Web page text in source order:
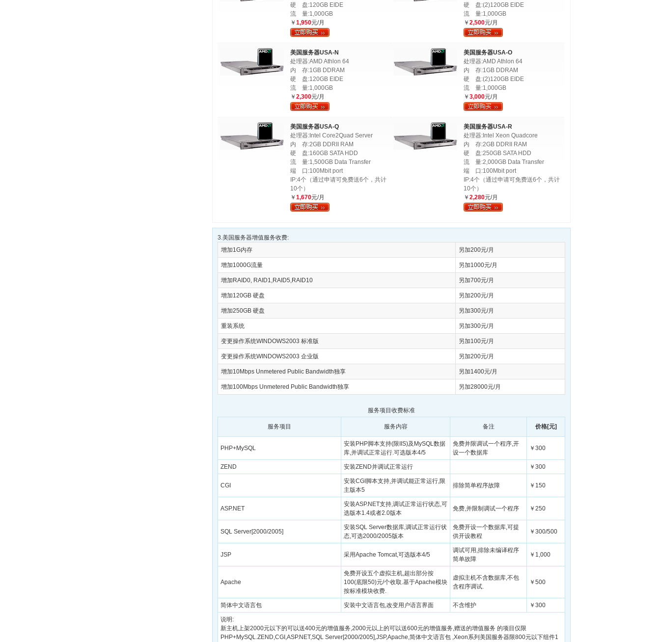
硬 盘:120GB EIDE
流 量:1,000GB
￥ 1,950元/月
硬 盘:(2)120GB EIDE
流 量:1,000GB
￥ 2,500元/月
美国服务器USA-N
处理器:AMD Athlon 64
内 存:1GB DDRAM
硬 盘:120GB EIDE
流 量:1,000GB
￥ 2,300元/月
美国服务器USA-O
处理器:AMD Athlon 64
内 存:1GB DDRAM
硬 盘:(2)120GB EIDE
流 量:1,000GB
￥ 3,000元/月
美国服务器USA-Q
处理器:Intel Core2Quad Server
内 存:2GB DDRII RAM
硬 盘:160GB SATA HDD
流 量:1,500GB Data Transfer
端 口:100Mbit port
IP:4个（通过申请可免费送6个，共计
10个）
￥ 1,670元/月
美国服务器USA-R
处理器:Intel Xeon Quadcore
内 存:2GB DDRII RAM
硬 盘:250GB SATA HDD
流 量:2,000GB Data Transfer
端 口:100Mbit port
IP:4个（通过申请可免费送6个，共计
10个）
￥ 2,280元/月
3.美国服务器增值服务收费:
增加1G内存
另加200元/月
增加1000G流量 另加1000元/月
增加RAID0, RAID1,RAID5,RAID10 另加700元/月
增加120GB 硬盘 另加200元/月
增加250GB 硬盘 另加300元/月
重装系统 另加300元/月
变更操作系统WINDOWS2003 标准版 另加100元/月
变更操作系统WINDOWS2003 企业版 另加200元/月
增加10Mbps Unmetered Public Bandwidth独享 另加1400元/月
增加100Mbps Unmetered Public Bandwidth独享 另加28000元/月
服务项目收费标准
服务项目 服务内容 备注 价格[元]
PHP+MySQL
安装PHP脚本支持(限IIS)及MySQL数据
库,并调试正常运行.可选版本4/5
免费并限调试一个程序,开
设一个数据库
￥300
ZEND 安装ZEND并调试正常运行 ￥300
CGI
安装CGI脚本支持,并调试能正常运行,限
主版本5
排除简单程序故障 ￥150
ASP.NET
安装ASP.NET支持,调试正常运行状态,可
选版本1.4或者2.0版本
免费,并限制调试一个程序 ￥250
SQL Server[2000/2005]
安装SQL Server数据库,调试正常运行状
态,可选2000/2005版本
免费开设一个数据库,可提
供开设教程
￥300/500
JSP 采用Apache Tomcat,可选版本4/5
调试可用,排除未编译程序
简单故障
￥1,000
Apache
免费开设五个虚拟主机,超出部分按
100(底限50)元/个收取.基于Apache模块
按标准模块收费.
虚拟主机不含数据库,不包
含程序调试.
￥500
简体中文语言包 安装中文语言包,改变用户语言界面 不含维护 ￥300
说明:
新主机上架2000元以下的可以送400元的增值服务,2000元以上的可以送600元的增值服务,赠送的增值服务 的项目仅限
PHP+MySQL.ZEND,CGI,ASP.NET,SQL Server[2000/2005],JSP,Apache,简体中文语言包 ,Xeon系列美国服务器限800元以下组件1